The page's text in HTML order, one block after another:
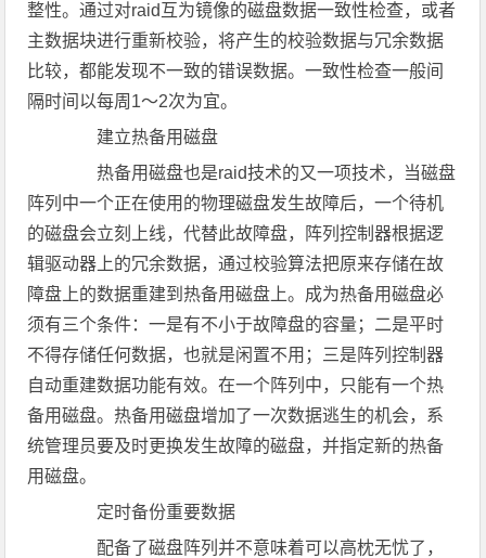
整性。通过对raid互为镜像的磁盘数据一致性检查，或者
主数据块进行重新校验，将产生的校验数据与冗余数据
比较，都能发现不一致的错误数据。一致性检查一般间
隔时间以每周1～2次为宜。
建立热备用磁盘
热备用磁盘也是raid技术的又一项技术，当磁盘
阵列中一个正在使用的物理磁盘发生故障后，一个待机
的磁盘会立刻上线，代替此故障盘，阵列控制器根据逻
辑驱动器上的冗余数据，通过校验算法把原来存储在故
障盘上的数据重建到热备用磁盘上。成为热备用磁盘必
须有三个条件：一是有不小于故障盘的容量；二是平时
不得存储任何数据，也就是闲置不用；三是阵列控制器
自动重建数据功能有效。在一个阵列中，只能有一个热
备用磁盘。热备用磁盘增加了一次数据逃生的机会，系
统管理员要及时更换发生故障的磁盘，并指定新的热备
用磁盘。
定时备份重要数据
配备了磁盘阵列并不意味着可以高枕无忧了，